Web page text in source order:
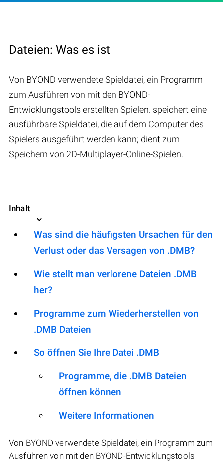
Dateien: Was es ist
Von BYOND verwendete Spieldatei, ein Programm
zum Ausführen von mit den BYOND-
Entwicklungstools erstellten Spielen. speichert eine
ausführbare Spieldatei, die auf dem Computer des
Spielers ausgeführt werden kann; dient zum
Speichern von 2D-Multiplayer-Online-Spielen.
Inhalt
Was sind die häufigsten Ursachen für den
Verlust oder das Versagen von .DMB?
Wie stellt man verlorene Dateien .DMB
her?
Programme zum Wiederherstellen von
.DMB Dateien
So öffnen Sie Ihre Datei .DMB
Programme, die .DMB Dateien
öffnen können
Weitere Informationen
Von BYOND verwendete Spieldatei, ein Programm zum
Ausführen von mit den BYOND-Entwicklungstools